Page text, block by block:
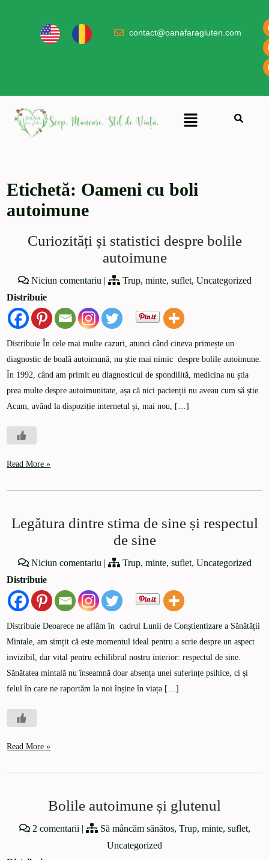
contact@oanafaragluten.com
Etichetă: Oameni cu boli
autoimune
Curiozități și statistici despre bolile
autoimune
Niciun comentariu | Trup, minte, suflet, Uncategorized
Distribuie
Distribuie În cele mai multe cazuri, atunci când cineva primește un
diagnostic de boală autoimună, nu știe mai nimic despre bolile autoimune.
În 1992, când am primit eu diagnosticul de spondilită, medicina nu știa
prea multe despre autoimunitate, așa că nici pacienții nu aveau cum să știe.
Acum, având la dispoziție internetul și, mai nou, […]
Read More »
Legătura dintre stima de sine și respectul
de sine
Niciun comentariu | Trup, minte, suflet, Uncategorized
Distribuie
Distribuie Deoarece ne aflăm în cadrul Lunii de Conștientizare a Sănătății
Mintale, am simțit că este momentul ideal pentru a scrie despre un aspect
invizibil, dar vital pentru echilibrul nostru interior: respectul de sine.
Sănătatea mintală nu înseamnă doar absența unei suferințe psihice, ci și
felul în care ne raportăm la noi înșine în viața […]
Read More »
Bolile autoimune și glutenul
2 comentarii | Să mâncăm sănătos, Trup, minte, suflet,
Uncategorized